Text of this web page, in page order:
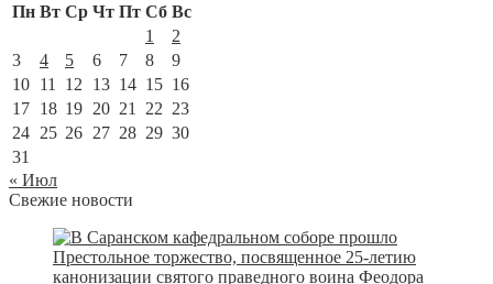
Пн Вт Ср Чт Пт Сб Вс
1
2
3
4 5 6 7 8
9
10 11 12 13 14 15 16
17 18 19 20 21 22 23
24 25 26 27 28 29 30
31
« Июл
Свежие новости